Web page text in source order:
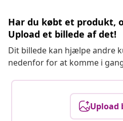
Har du købt et produkt,
Upload et billede af det!
Dit billede kan hjælpe andre
nedenfor for at komme i
Upload